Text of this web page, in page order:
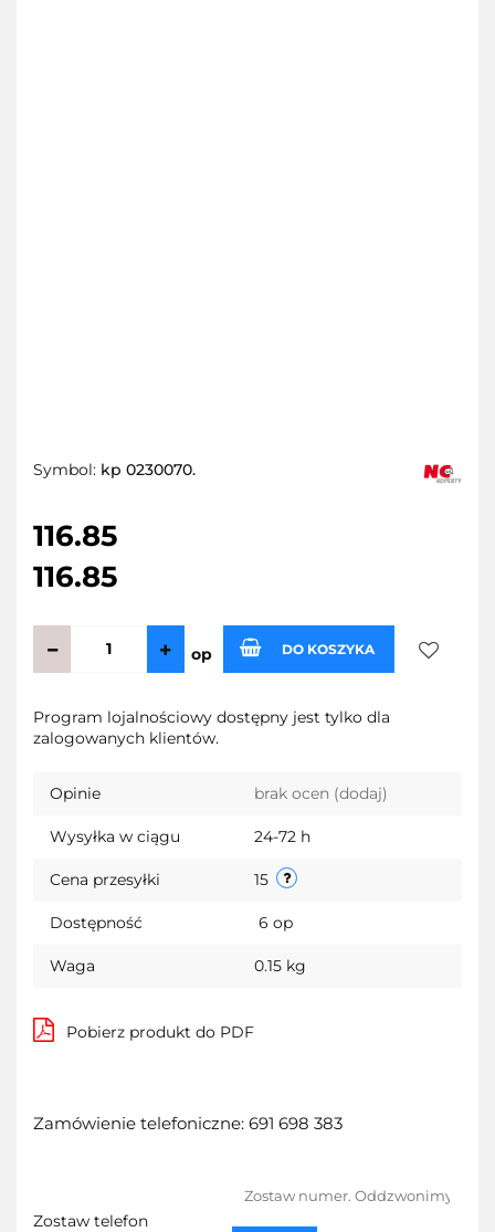
Symbol: kp 0230070.
116.85
116.85
op DO KOSZYKA
Program lojalnościowy dostępny jest tylko dla
zalogowanych klientów.
Opinie brak ocen (dodaj)
Wysyłka w ciągu 24-72 h
Cena przesyłki 15
Dostępność 6 op
Waga 0.15 kg
Pobierz produkt do PDF
Zamówienie telefoniczne: 691 698 383
Zostaw telefon